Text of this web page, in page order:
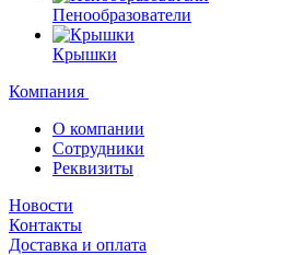
Пенообразователи
Крышки
Компания
О компании
Сотрудники
Реквизиты
Новости
Контакты
Доставка и оплата